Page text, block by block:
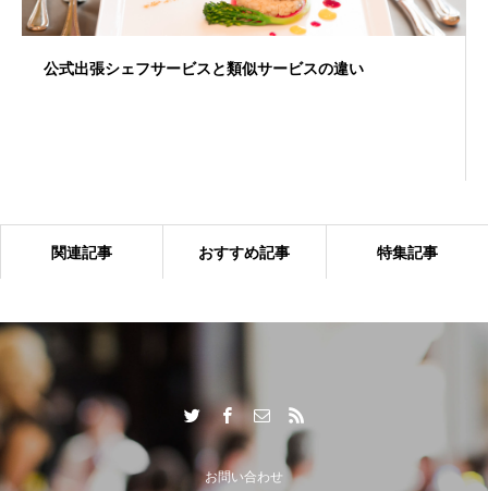
公式出張シェフサービスと類似サービスの違い
出張シェフサービスならではの付加価値とは？
関連記事 おすすめ記事 特集記事
お問い合わせ